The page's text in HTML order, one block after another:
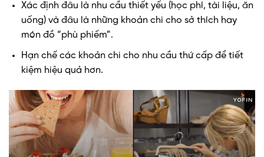
Xác định đâu là nhu cầu thiết yếu (học phí, tài liệu, ăn
uống) và đâu là những khoản chi cho sở thích hay
món đồ “phù phiếm”.
Hạn chế các khoản chi cho nhu cầu thứ cấp để tiết
kiệm hiệu quả hơn.